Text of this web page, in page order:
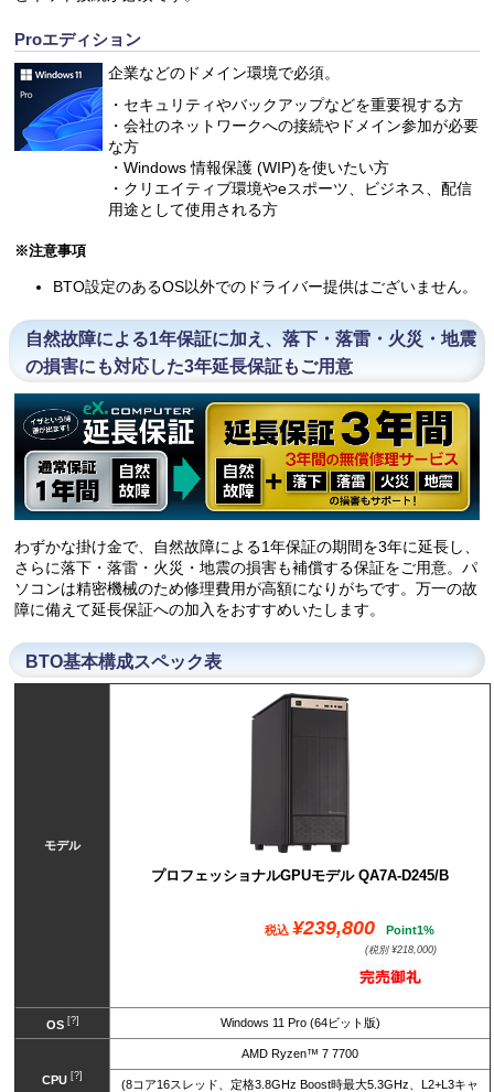
Proエディション
企業などのドメイン環境で必須。
・セキュリティやバックアップなどを重要視する方
・会社のネットワークへの接続やドメイン参加が必要
な方
・Windows 情報保護 (WIP)を使いたい方
・クリエイティブ環境やeスポーツ、ビジネス、配信
用途として使用される方
※注意事項
BTO設定のあるOS以外でのドライバー提供はございません。
自然故障による1年保証に加え、落下・落雷・火災・地震
の損害にも対応した3年延長保証もご用意
わずかな掛け金で、自然故障による1年保証の期間を3年に延長し、
さらに落下・落雷・火災・地震の損害も補償する保証をご用意。パ
ソコンは精密機械のため修理費用が高額になりがちです。万一の故
障に備えて延長保証への加入をおすすめいたします。
BTO基本構成スペック表
モデル
プロフェッショナルGPUモデル QA7A-D245/B
税込 ¥239,800 Point1%
(税別 ¥218,000)
OS[?] Windows 11 Pro (64ビット版)
CPU [?]
AMD Ryzen™ 7 7700
(8コア16スレッド、定格3.8GHz Boost時最大5.3GHz、L2+L3キャ